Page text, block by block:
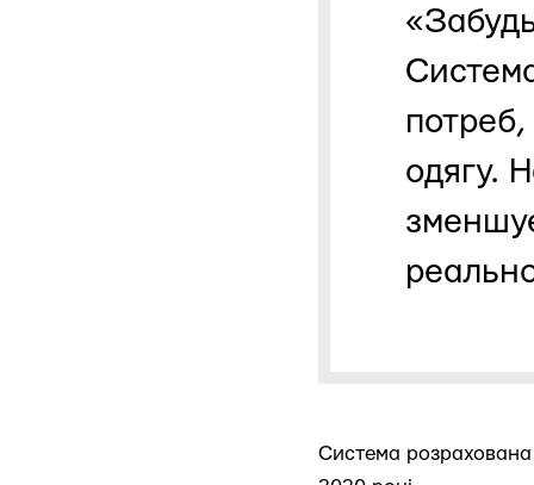
потреб,
одягу.
Система